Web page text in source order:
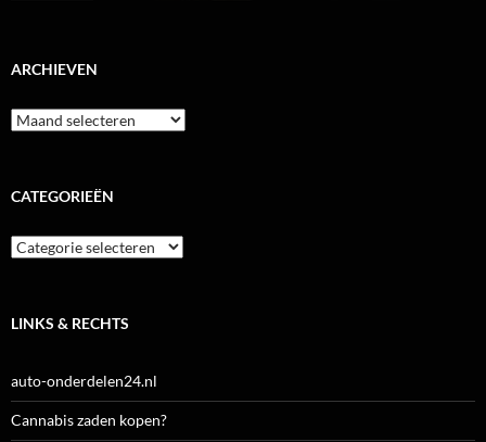
ARCHIEVEN
Archieven
CATEGORIEËN
Categorieën
LINKS & RECHTS
auto-onderdelen24.nl
Cannabis zaden kopen?